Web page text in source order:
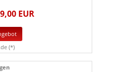
EUR
(*)